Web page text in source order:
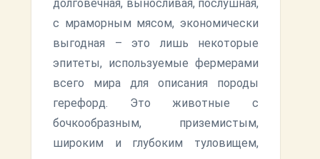
долговечная, выносливая, послушная,
с мраморным мясом, экономически
выгодная – это лишь некоторые
эпитеты, используемые фермерами
всего мира для описания породы
герефорд. Это животные с
бочкообразным, приземистым,
широким и глубоким туловищем,